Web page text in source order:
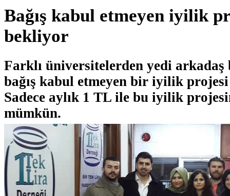
Bağış kabul etmeyen iyilik
bekliyor
Farklı üniversitelerden yedi
bağış kabul etmeyen bir iyilik
Sadece aylık 1 TL ile bu iyilik
mümkün.